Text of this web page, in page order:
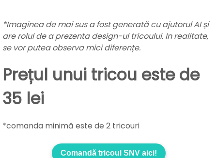
*Imaginea de mai sus a fost generată cu ajutorul AI și
are rolul de a prezenta design-ul tricoului. In realitate,
se vor putea observa mici diferențe.
Prețul unui tricou este de
35 lei
*comanda minimă este de 2 tricouri
Comandă tricoul SNV aici!